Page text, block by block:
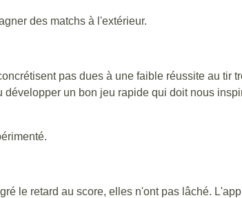
des matchs à l'extérieur.
pas dues à une faible réussite au tir
un bon jeu rapide qui doit nous
le retard au score, elles n'ont pas lâché.